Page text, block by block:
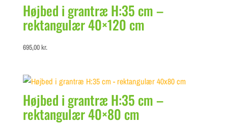
Højbed i grantræ H:35 cm –
rektangulær 40×120 cm
695,00kr.
Højbed i grantræ H:35 cm –
rektangulær 40×80 cm